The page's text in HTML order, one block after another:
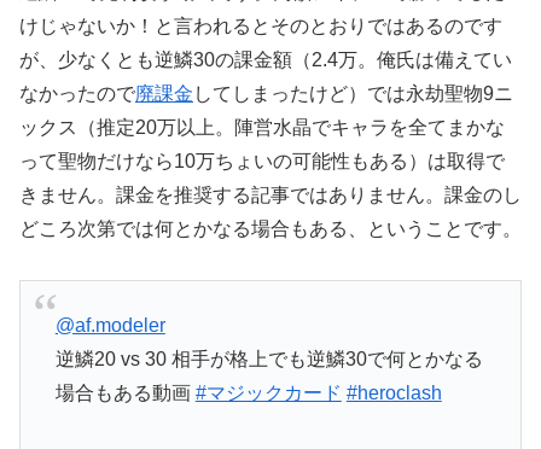
けじゃないか！と言われるとそのとおりではあるのです
が、少なくとも逆鱗30の課金額（2.4万。俺氏は備えてい
なかったので廃課金 してしまったけど）では永劫聖物9ニ
ックス（推定20万以上。陣営水晶でキャラを全てまかな
って聖物だけなら10万ちょいの可能性もある）は取得で
きません。課金を推奨する記事ではありません。課金のし
どころ次第では何とかなる場合もある、ということです。
@af.modeler
逆鱗20 vs 30 相手が格上でも逆鱗30で何とかなる
場合もある動画 #マジックカード #heroclash